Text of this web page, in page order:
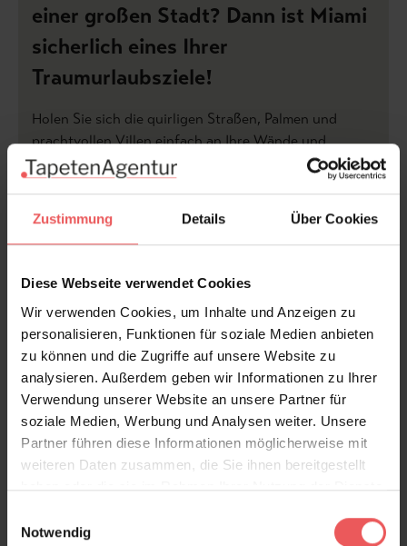
Zustimmung Details Über Cookies
Diese Webseite verwendet Cookies
Wir verwenden Cookies, um Inhalte und Anzeigen zu
personalisieren, Funktionen für soziale Medien anbieten
zu können und die Zugriffe auf unsere Website zu
analysieren. Außerdem geben wir Informationen zu Ihrer
Verwendung unserer Website an unsere Partner für
soziale Medien, Werbung und Analysen weiter. Unsere
Partner führen diese Informationen möglicherweise mit
weiteren Daten zusammen, die Sie ihnen bereitgestellt
haben oder die sie im Rahmen Ihrer Nutzung der Dienste
Notwendig
einer großen Stadt? Dann ist Miami
sicherlich eines Ihrer
Traumurlaubsziele!
Holen Sie sich die quirligen Straßen, Palmen und
prachtvollen Villen einfach an Ihre Wände und
genießen Sie Urlaubsfeeling pur in den eigenen vier
Wänden. Die Tapete Miami besticht durch ihre
Architektur.
In sattem Grün oder zarten Rosètönen verzaubert die
aus Palmen, Blättern, Ranken und vielen kleinen
Terrassen und Dachgärten haben Sie das Gefühl,
mittendrin im bunten Leben der Sonnenstadt zu sein.
Das exotische Muster präsentiert sich wie handgemalt
und setzt wunderbare Akzente zu modernen Möbeln
mit klaren Linien und Formen.
Dekorationsgegenstände im Mid-Century-Stil machen
den sonnigen, urbanen Look perfekt. Tapezieren Sie
einzelnen Bahnen und Ausschnitten – ganz wie es
Ihnen gefällt!